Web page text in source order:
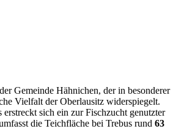
Gemeinde Hähnichen, der in besonderer
Vielfalt der Oberlausitz widerspiegelt.
erstreckt sich ein zur Fischzucht genutzter
die Teichfläche bei Trebus rund 63